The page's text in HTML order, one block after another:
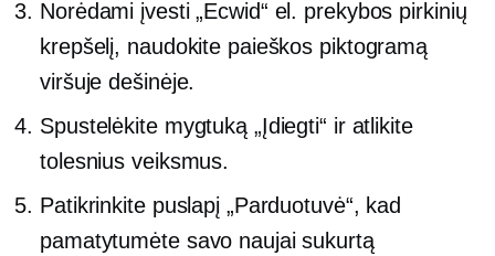
Norėdami įvesti „Ecwid“ el. prekybos pirkinių
krepšelį, naudokite paieškos piktogramą
viršuje dešinėje.
Spustelėkite mygtuką „Įdiegti“ ir atlikite
tolesnius veiksmus.
Patikrinkite puslapį „Parduotuvė“, kad
pamatytumėte savo naujai sukurtą